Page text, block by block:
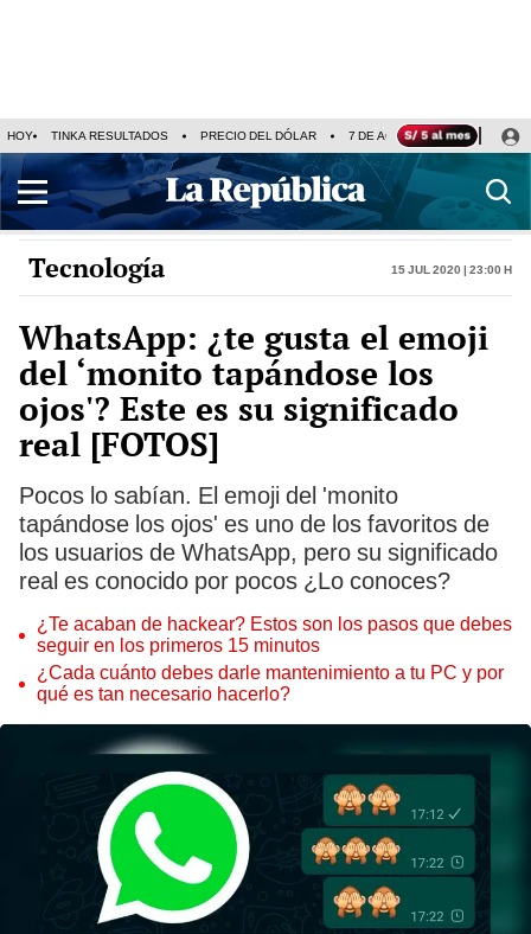
HOY TINKA RESULTADOS PRECIO DEL DÓLAR 7 DE AGOSTO OLLANTA
Tecnología 15 Jul 2020 | 23:00 h
WhatsApp: ¿te gusta el emoji
del ‘monito tapándose los
ojos'? Este es su significado
real [FOTOS]
Pocos lo sabían. El emoji del 'monito
tapándose los ojos' es uno de los favoritos de
los usuarios de WhatsApp, pero su significado
real es conocido por pocos ¿Lo conoces?
¿Te acaban de hackear? Estos son los pasos que debes
seguir en los primeros 15 minutos
¿Cada cuánto debes darle mantenimiento a tu PC y por
qué es tan necesario hacerlo?